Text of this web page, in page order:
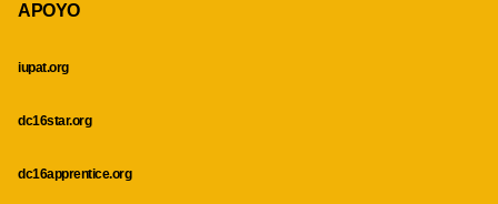
APOYO
iupat.org
dc16star.org
dc16apprentice.org